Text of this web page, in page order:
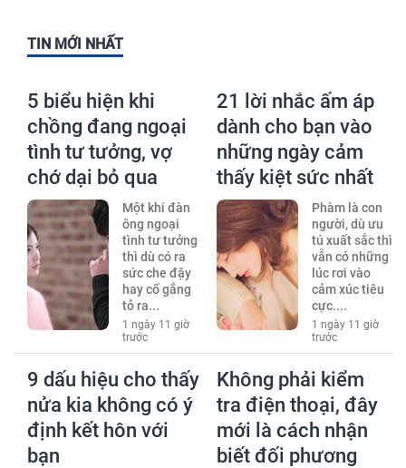
TIN MỚI NHẤT
5 biểu hiện khi
chồng đang ngoại
tình tư tưởng, vợ
chớ dại bỏ qua
Một khi đàn
ông ngoại
tình tư tưởng
thì dù có ra
sức che đậy
hay cố gắng
tỏ ra...
1 ngày 11 giờ
trước
21 lời nhắc ấm áp
dành cho bạn vào
những ngày cảm
thấy kiệt sức nhất
Phàm là con
người, dù ưu
tú xuất sắc thì
vẫn có những
lúc rơi vào
cảm xúc tiêu
cực....
1 ngày 11 giờ
trước
9 dấu hiệu cho thấy
nửa kia không có ý
định kết hôn với
bạn
Không phải kiểm
tra điện thoại, đây
mới là cách nhận
biết đối phương